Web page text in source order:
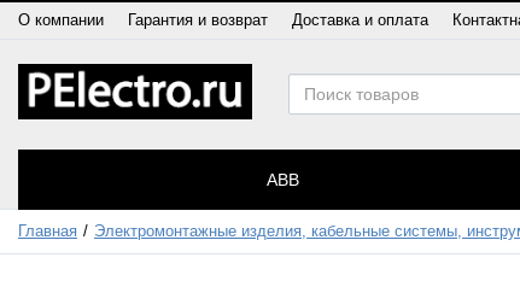
О компании Гарантия и возврат Доставка и оплата
ABB
Главная Электромонтажные изделия, кабельные системы,